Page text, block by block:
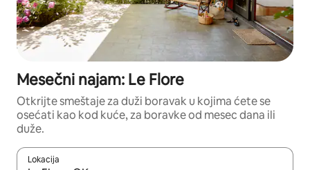
Mesečni najam: Le Flore
Otkrijte smeštaje za duži boravak u kojima ćete se
osećati kao kod kuće, za boravke od mesec dana ili
duže.
Lokacija